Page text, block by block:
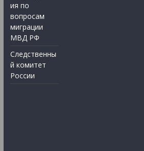
ия по
вопросам
миграции
МВД РФ
Следственны
й комитет
России